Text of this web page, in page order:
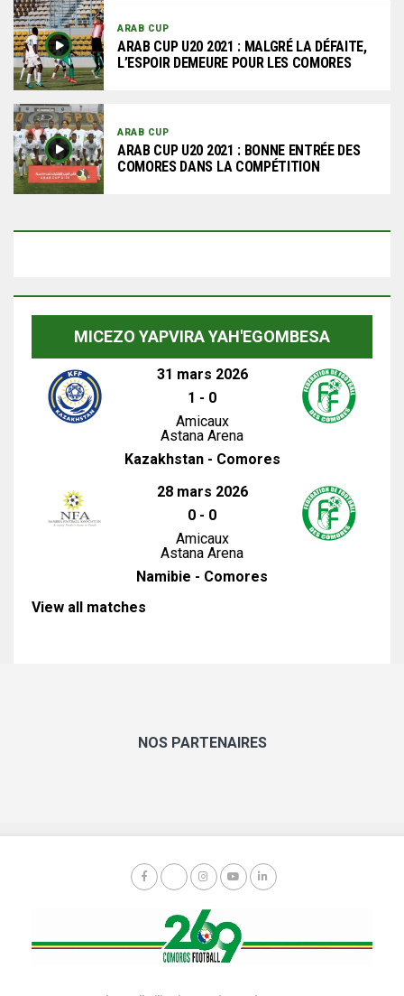
ARAB CUP
ARAB CUP U20 2021 : MALGRÉ LA DÉFAITE,
L’ESPOIR DEMEURE POUR LES COMORES
ARAB CUP
ARAB CUP U20 2021 : BONNE ENTRÉE DES
COMORES DANS LA COMPÉTITION
MICEZO YAPVIRA YAH'EGOMBESA
31 mars 2026
1 - 0
Amicaux
Astana Arena
Kazakhstan - Comores
28 mars 2026
0 - 0
Amicaux
Astana Arena
Namibie - Comores
View all matches
NOS PARTENAIRES